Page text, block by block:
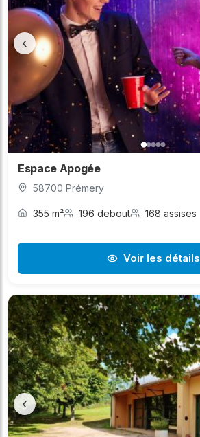
‹
Espace Apogée
58700 Prémery
355 m² 196 debout 168 assises
Voir les détails
‹